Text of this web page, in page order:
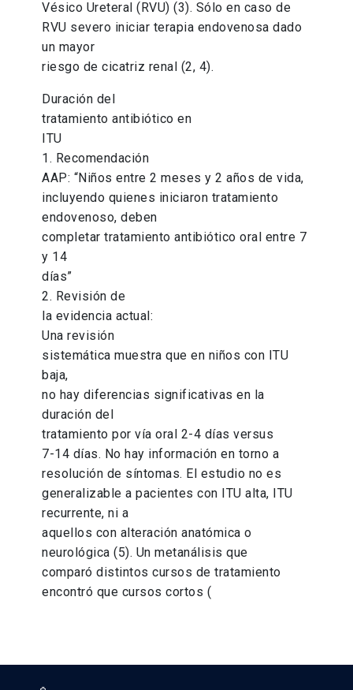
Vésico Ureteral (RVU) (3). Sólo en caso de
RVU severo iniciar terapia endovenosa dado
un mayor
riesgo de cicatriz renal (2, 4).
Duración del
tratamiento antibiótico en
ITU
1. Recomendación
AAP: “Niños entre 2 meses y 2 años de vida,
incluyendo quienes iniciaron tratamiento
endovenoso, deben
completar tratamiento antibiótico oral entre 7
y 14
días”
2. Revisión de
la evidencia actual:
Una revisión
sistemática muestra que en niños con ITU
baja,
no hay diferencias significativas en la
duración del
tratamiento por vía oral 2-4 días versus
7-14 días. No hay información en torno a
resolución de síntomas. El estudio no es
generalizable a pacientes con ITU alta, ITU
recurrente, ni a
aquellos con alteración anatómica o
neurológica (5). Un metanálisis que
comparó distintos cursos de tratamiento
encontró que cursos cortos (